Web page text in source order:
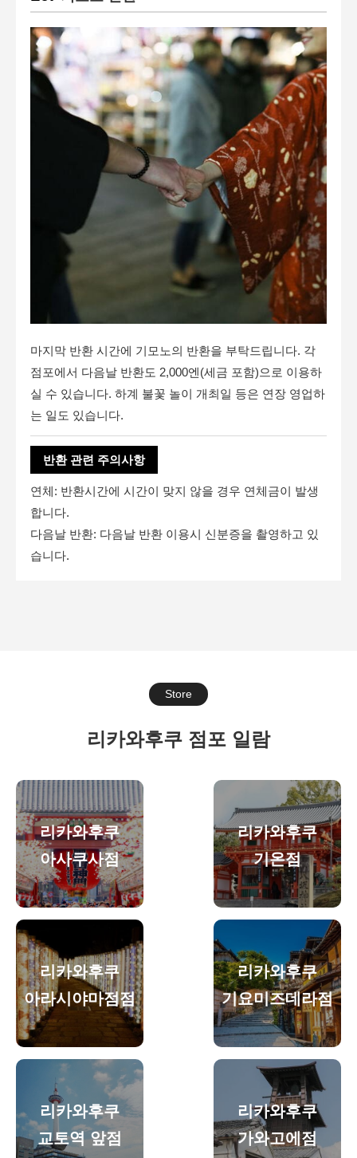
마지막 반환 시간에 기모노의 반환을 부탁드립니다. 각
점포에서 다음날 반환도 2,000엔(세금 포함)으로 이용하
실 수 있습니다. 하계 불꽃 놀이 개최일 등은 연장 영업하
는 일도 있습니다.
반환 관련 주의사항
연체: 반환시간에 시간이 맞지 않을 경우 연체금이 발생
합니다.
다음날 반환: 다음날 반환 이용시 신분증을 촬영하고 있
습니다.
Store
리카와후쿠 점포 일람
리카와후쿠
아사쿠사점
리카와후쿠
기온점
리카와후쿠
아라시야마점점
리카와후쿠
기요미즈데라점
리카와후쿠
교토역 앞점
리카와후쿠
가와고에점